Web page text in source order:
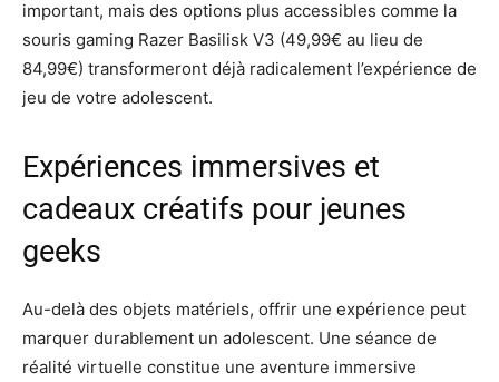
important, mais des options plus accessibles comme la
souris gaming Razer Basilisk V3 (49,99€ au lieu de
84,99€) transformeront déjà radicalement l’expérience de
jeu de votre adolescent.
Expériences immersives et
cadeaux créatifs pour jeunes
geeks
Au-delà des objets matériels, offrir une expérience peut
marquer durablement un adolescent. Une séance de
réalité virtuelle constitue une aventure immersive